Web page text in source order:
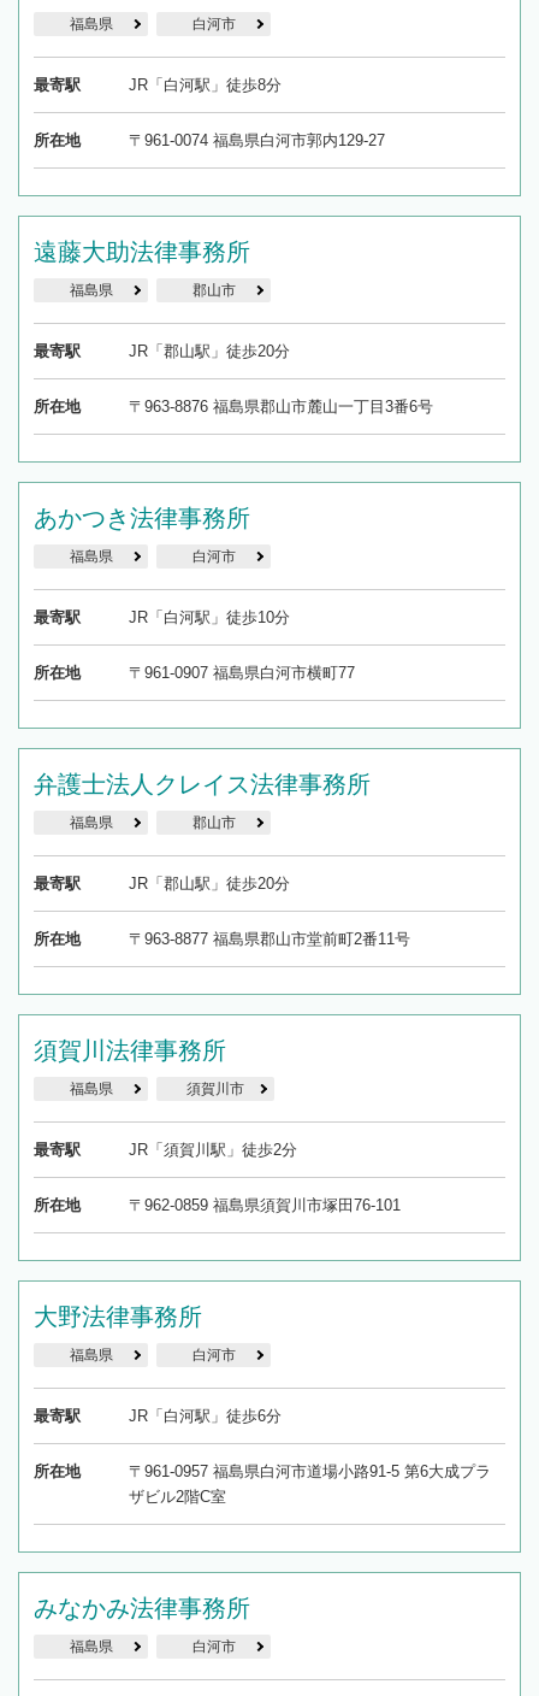
福島県 白河市
最寄駅 JR「白河駅」徒歩8分
所在地 〒961-0074 福島県白河市郭内129-27
遠藤大助法律事務所
福島県 郡山市
最寄駅 JR「郡山駅」徒歩20分
所在地 〒963-8876 福島県郡山市麓山一丁目3番6号
あかつき法律事務所
福島県 白河市
最寄駅 JR「白河駅」徒歩10分
所在地 〒961-0907 福島県白河市横町77
弁護士法人クレイス法律事務所
福島県 郡山市
最寄駅 JR「郡山駅」徒歩20分
所在地 〒963-8877 福島県郡山市堂前町2番11号
須賀川法律事務所
福島県 須賀川市
最寄駅 JR「須賀川駅」徒歩2分
所在地 〒962-0859 福島県須賀川市塚田76-101
大野法律事務所
福島県 白河市
最寄駅 JR「白河駅」徒歩6分
所在地
〒961-0957 福島県白河市道場小路91-5 第6大成プラ
ザビル2階C室
みなかみ法律事務所
福島県 白河市